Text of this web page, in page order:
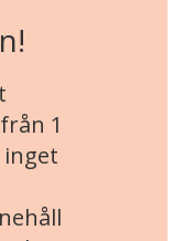
1
inget